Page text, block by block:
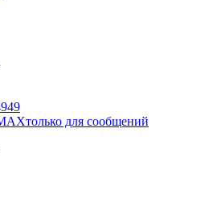
только для сообщений